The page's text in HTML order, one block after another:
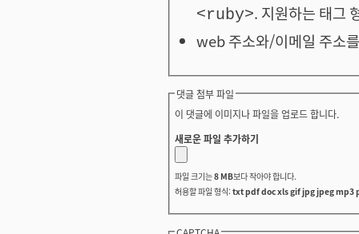
<ruby>. 지원하는 태그
web 주소와/이메일 주소
댓글 첨부 파일
이 댓글에 이미지나 파일을 업로드 합니다.
새로운 파일 추가하기
파일 크기는8 MB보다 작아야 합니다.
허용할 파일 형식: txt pdf doc xls gif jpg jpeg mp3